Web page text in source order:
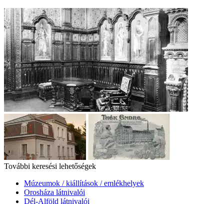
További keresési lehetőségek
Múzeumok / kiállítások / emlékhelyek
Orosháza látnivalói
Dél-Alföld látnivalói